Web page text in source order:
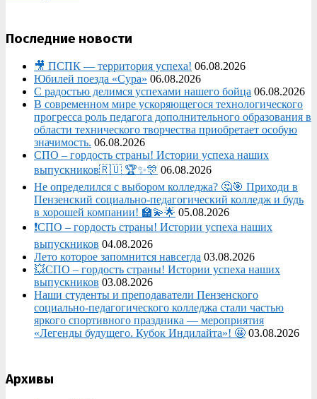
Последние новости
🎥 ПСПК — территория успеха! 06.08.2026
Юбилей поезда «Сура» 06.08.2026
С радостью делимся успехами нашего бойца 06.08.2026
В современном мире ускоряющегося технологического
прогресса роль педагога дополнительного образования в
области технического творчества приобретает особую
значимость. 06.08.2026
СПО – гордость страны! Истории успеха наших
выпускников🇷🇺 🏆✨🎊 06.08.2026
Не определился с выбором колледжа? 🤔🎯 Приходи в
Пензенский социально-педагогический колледж и будь
в хорошей компании! 🏫💫🌟 05.08.2026
❗СПО – гордость страны! Истории успеха наших
выпускников 04.08.2026
Лето которое запомнится навсегда 03.08.2026
💥СПО – гордость страны! Истории успеха наших
выпускников 03.08.2026
Наши студенты и преподаватели Пензенского
социально‑педагогического колледжа стали частью
яркого спортивного праздника — мероприятия
«Легенды будущего. Кубок Индилайта»! 🤩 03.08.2026
Архивы